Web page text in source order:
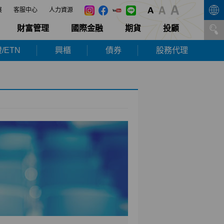
客服中心 人力資源
財富管理 國際金融 期貨 投顧
ETN 興櫃 債券 股務代理